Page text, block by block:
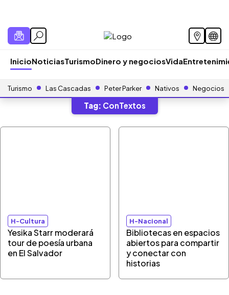
InicioNoticiasTurismoDinero y negociosVida
Turismo Las Cascadas Peter Parker Nativos Negocios
Tag: ConTextos
H-Cultura
Yesika Starr moderará
tour de poesía urbana
en El Salvador
H-Nacional
Bibliotecas en espacios
abiertos para compartir
y conectar con
historias